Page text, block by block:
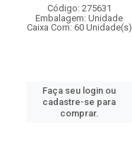
Código: 275631
Embalagem: Unidade
Caixa Com: 60 Unidade(s)
Faça seu login ou
cadastre-se para
comprar.